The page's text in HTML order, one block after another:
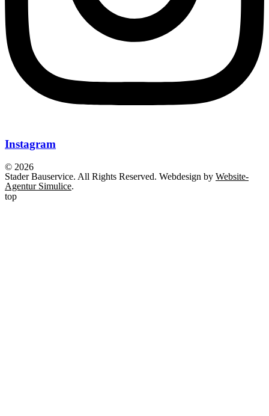
Instagram
© 2026
Stader Bauservice. All Rights Reserved. Webdesign by Website-
Agentur Simulice.
top